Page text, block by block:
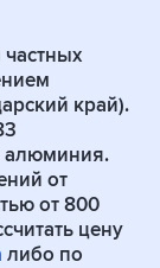
край).
алюминия.
от
от 800
цену
либо по